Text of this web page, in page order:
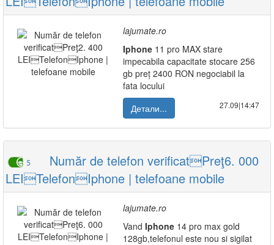
lajumate.ro
Iphone 11 pro MAX stare
impecabila capacitate stocare 256
gb preț 2400 RON negociabil la
fata locului
Детали...
27.09|14:47
5
Număr de telefon verificatPreţ6. 000
LEITelefonIphone | telefoane mobile
lajumate.ro
Vand Iphone 14 pro max gold
128gb,telefonul este nou si sigilat